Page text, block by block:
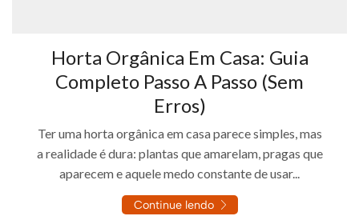
Horta Orgânica Em Casa: Guia
Completo Passo A Passo (Sem
Erros)
Ter uma horta orgânica em casa parece simples, mas
a realidade é dura: plantas que amarelam, pragas que
aparecem e aquele medo constante de usar...
Continue lendo